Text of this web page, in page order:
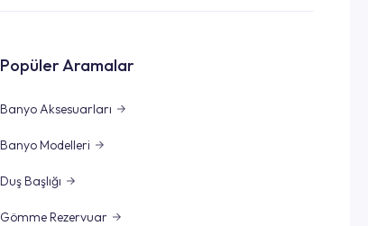
Popüler Aramalar
Banyo Aksesuarları
Banyo Modelleri
Duş Başlığı
Gömme Rezervuar